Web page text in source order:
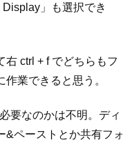
Display」も選択でき
ctrl + f でどちらもフ
業できると思う。
要なのかは不明。ディ
&ペーストとか共有フォ